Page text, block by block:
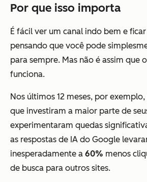
Por que isso importa
É fácil ver um canal indo bem e
pensando que você pode
para sempre. Mas não é assim que
funciona.
Nos últimos 12 meses, por
que investiram a maior parte de
experimentaram quedas
as respostas de IA do Google
inesperadamente a 60% menos
de busca para outros sites.